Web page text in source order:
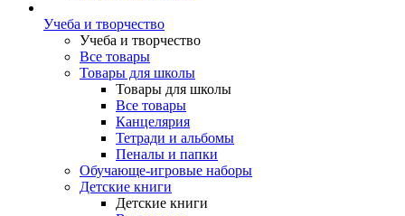
Учеба и творчество
Учеба и творчество
Все товары
Товары для школы
Товары для школы
Все товары
Канцелярия
Тетради и альбомы
Пеналы и папки
Обучающе-игровые наборы
Детские книги
Детские книги